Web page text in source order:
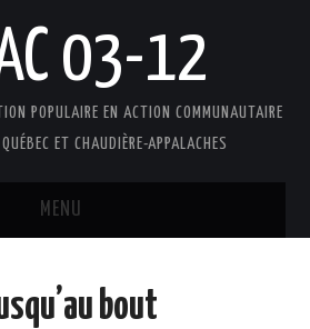
03-12
POPULAIRE EN ACTION COMMUNAUTAIRE
ET CHAUDIÈRE-APPALACHES
MENU
bout